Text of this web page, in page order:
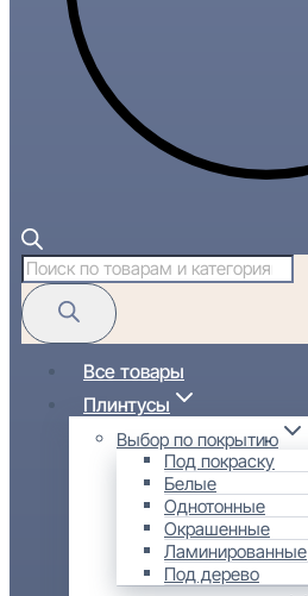
Поиск
товаров
Все товары
Плинтусы
Выбор по покрытию
Под покраску
Белые
Однотонные
Окрашенные
Ламинированные
Под дерево